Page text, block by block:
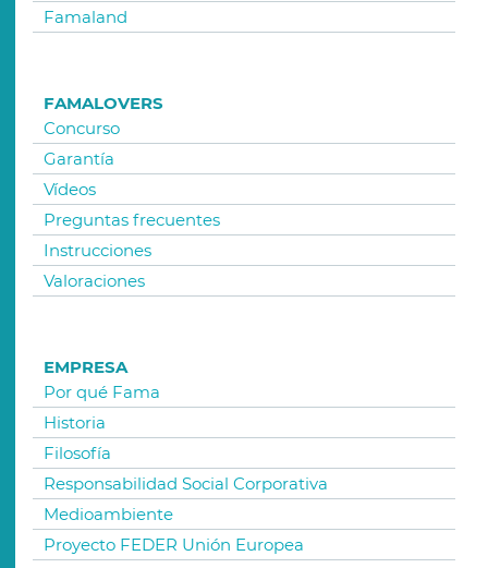
Famaland
FAMALOVERS
Concurso
Garantía
Vídeos
Preguntas frecuentes
Instrucciones
Valoraciones
EMPRESA
Por qué Fama
Historia
Filosofía
Responsabilidad Social Corporativa
Medioambiente
Proyecto FEDER Unión Europea